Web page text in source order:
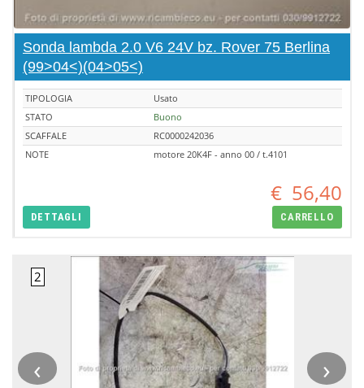
Sonda lambda 2.0 V6 24V bz. Rover 75 Berlina
(99>04<)(04>05<)
TIPOLOGIA
Usato
STATO
Buono
SCAFFALE
RC0000242036
NOTE
motore 20K4F - anno 00 / t.4101
€ 56,40
DETTAGLI CARRELLO
‹ ›